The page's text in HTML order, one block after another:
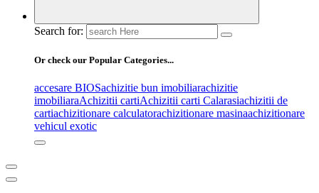
Search for:
Or check our Popular Categories...
accesare BIOSachizitie bun imobiliarachizitie
imobiliaraAchizitii cartiAchizitii carti Calarasiachizitii de
cartiachizitionare calculatorachizitionare masinaachizitionare
vehicul exotic